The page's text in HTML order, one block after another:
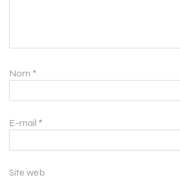
Nom *
E-mail *
Site web